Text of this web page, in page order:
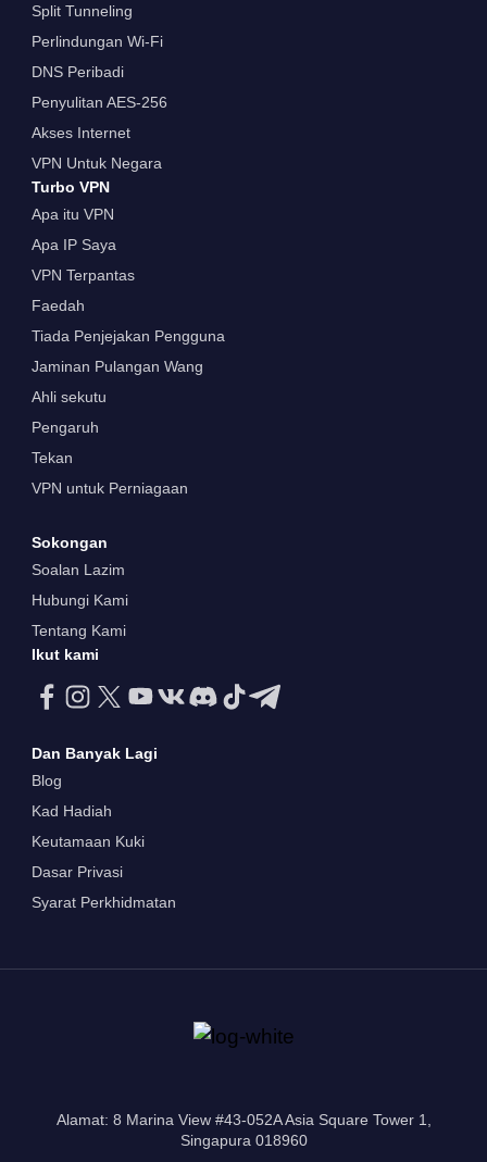
Split Tunneling
Perlindungan Wi-Fi
DNS Peribadi
Penyulitan AES-256
Akses Internet
VPN Untuk Negara
Turbo VPN
Apa itu VPN
Apa IP Saya
VPN Terpantas
Faedah
Tiada Penjejakan Pengguna
Jaminan Pulangan Wang
Ahli sekutu
Pengaruh
Tekan
VPN untuk Perniagaan
Sokongan
Soalan Lazim
Hubungi Kami
Tentang Kami
Ikut kami
Dan Banyak Lagi
Blog
Kad Hadiah
Keutamaan Kuki
Dasar Privasi
Syarat Perkhidmatan
Alamat: 8 Marina View #43-052A Asia Square Tower 1,
Singapura 018960